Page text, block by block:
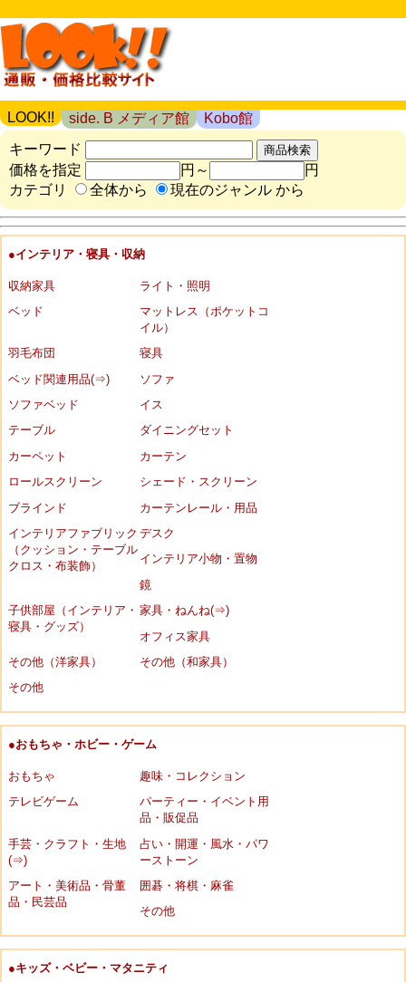
LOOK!! side. B メディア館
Kobo館
キーワード
価格を指定
円～
円
カテゴリ
全体から 現在のジャンル から
●インテリア・寝具・収納
収納家具
ライト・照明
ベッド
マットレス（ポケットコ
イル）
羽毛布団
寝具
ベッド関連用品(⇒)
ソファ
ソファベッド
イス
テーブル
ダイニングセット
カーペット
カーテン
ロールスクリーン
シェード・スクリーン
ブラインド
カーテンレール・用品
インテリアファブリック
（クッション・テーブル
クロス・布装飾）
デスク
インテリア小物・置物
鏡
子供部屋（インテリア・
寝具・グッズ）
家具・ねんね(⇒)
オフィス家具
その他（洋家具）
その他（和家具）
その他
●おもちゃ・ホビー・ゲーム
おもちゃ
趣味・コレクション
テレビゲーム
パーティー・イベント用
品・販促品
手芸・クラフト・生地
(⇒)
占い・開運・風水・パワ
ーストーン
アート・美術品・骨董
品・民芸品
囲碁・将棋・麻雀
その他
●キッズ・ベビー・マタニティ